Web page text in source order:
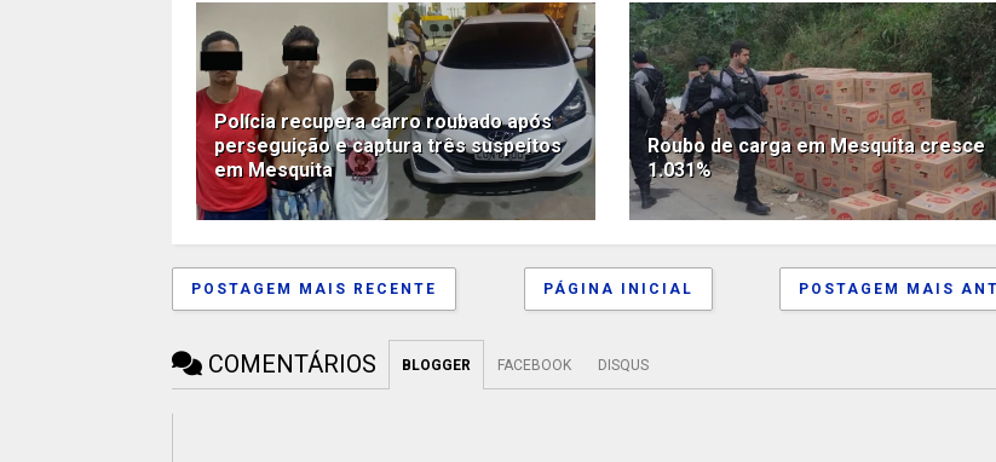
Polícia recupera carro roubado após
perseguição e captura três suspeitos
em Mesquita
Roubo de carga em Mesquita cresce
1.031%
POSTAGEM MAIS RECENTE POSTAGEM MAIS
PÁGINA INICIAL
COMENTÁRIOS BLOGGER FACEBOOK DISQUS